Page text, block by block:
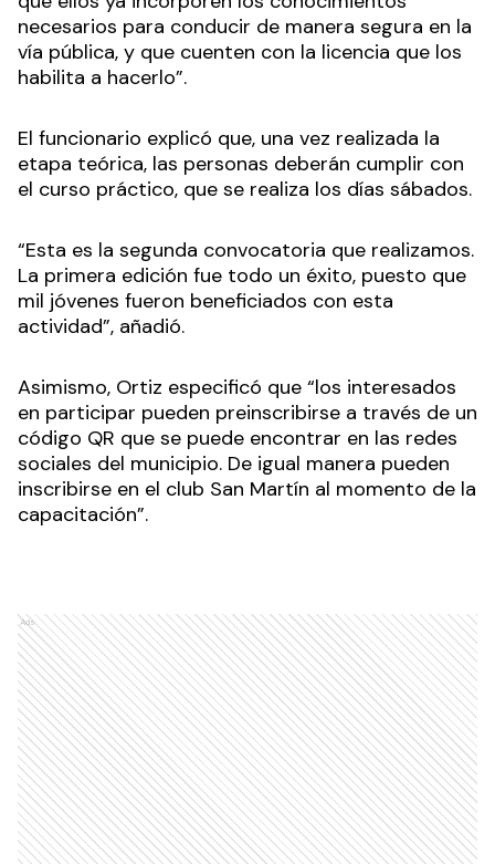
necesarios para conducir de manera segura en la
vía pública, y que cuenten con la licencia que los
habilita a hacerlo”.
El funcionario explicó que, una vez realizada la
etapa teórica, las personas deberán cumplir con
el curso práctico, que se realiza los días sábados.
“Esta es la segunda convocatoria que realizamos.
La primera edición fue todo un éxito, puesto que
mil jóvenes fueron beneficiados con esta
actividad”, añadió.
Asimismo, Ortiz especificó que “los interesados
en participar pueden preinscribirse a través de un
código QR que se puede encontrar en las redes
sociales del municipio. De igual manera pueden
inscribirse en el club San Martín al momento de la
capacitación”.
Ads